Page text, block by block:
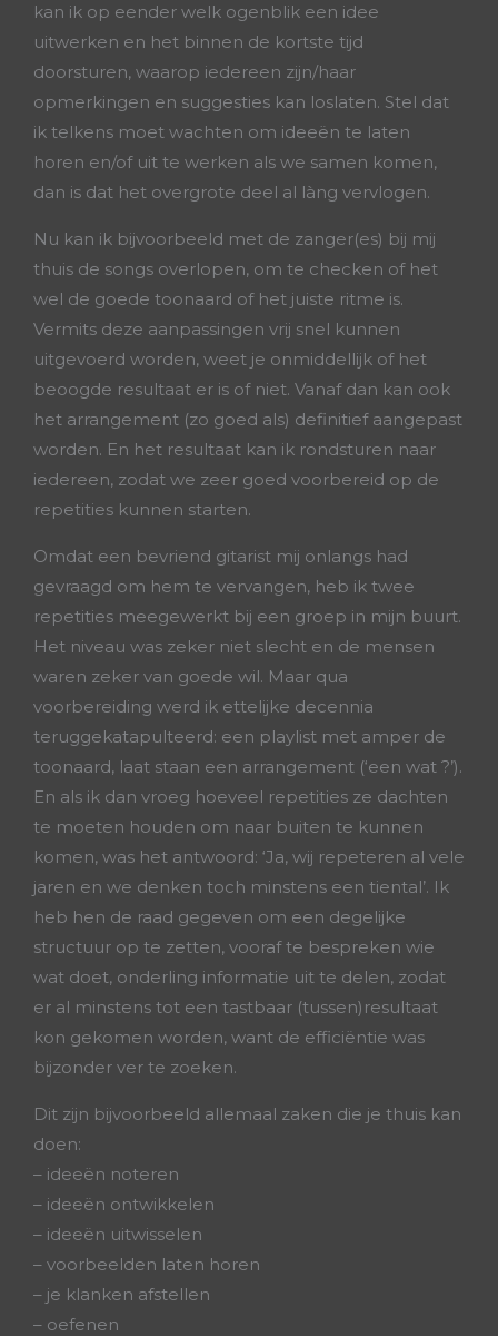
kan ik op eender welk ogenblik een idee
uitwerken en het binnen de kortste tijd
doorsturen, waarop iedereen zijn/haar
opmerkingen en suggesties kan loslaten. Stel dat
ik telkens moet wachten om ideeën te laten
horen en/of uit te werken als we samen komen,
dan is dat het overgrote deel al làng vervlogen.
Nu kan ik bijvoorbeeld met de zanger(es) bij mij
thuis de songs overlopen, om te checken of het
wel de goede toonaard of het juiste ritme is.
Vermits deze aanpassingen vrij snel kunnen
uitgevoerd worden, weet je onmiddellijk of het
beoogde resultaat er is of niet. Vanaf dan kan ook
het arrangement (zo goed als) definitief aangepast
worden. En het resultaat kan ik rondsturen naar
iedereen, zodat we zeer goed voorbereid op de
repetities kunnen starten.
Omdat een bevriend gitarist mij onlangs had
gevraagd om hem te vervangen, heb ik twee
repetities meegewerkt bij een groep in mijn buurt.
Het niveau was zeker niet slecht en de mensen
waren zeker van goede wil. Maar qua
voorbereiding werd ik ettelijke decennia
teruggekatapulteerd: een playlist met amper de
toonaard, laat staan een arrangement (‘een wat ?’).
En als ik dan vroeg hoeveel repetities ze dachten
te moeten houden om naar buiten te kunnen
komen, was het antwoord: ‘Ja, wij repeteren al vele
jaren en we denken toch minstens een tiental’. Ik
heb hen de raad gegeven om een degelijke
structuur op te zetten, vooraf te bespreken wie
wat doet, onderling informatie uit te delen, zodat
er al minstens tot een tastbaar (tussen)resultaat
kon gekomen worden, want de efficiëntie was
bijzonder ver te zoeken.
Dit zijn bijvoorbeeld allemaal zaken die je thuis kan
doen:
– ideeën noteren
– ideeën ontwikkelen
– ideeën uitwisselen
– voorbeelden laten horen
– je klanken afstellen
– oefenen